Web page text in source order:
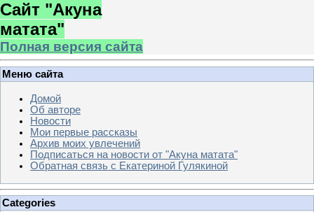
Сайт "Акуна
матата"
Полная версия сайта
Меню сайта
Домой
Об авторе
Новости
Мои первые рассказы
Архив моих увлечений
Подписаться на новости от "Акуна матата"
Обратная связь с Екатериной Гулякиной
Categories